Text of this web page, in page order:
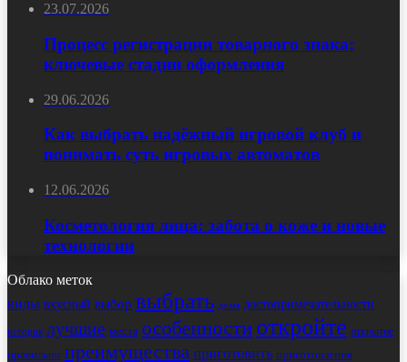
23.07.2026
Процесс регистрации товарного знака:
ключевые стадии оформления
29.06.2026
Как выбрать надёжный игровой клуб и
понимать суть игровых автоматов
12.06.2026
Косметология лица: забота о коже и новые
технологии
Облако меток
виды вкусный выбор выбрать дома достопримечательности
история лучшие места особенности откройте открытие
правильно преимущества приготовить приготовления